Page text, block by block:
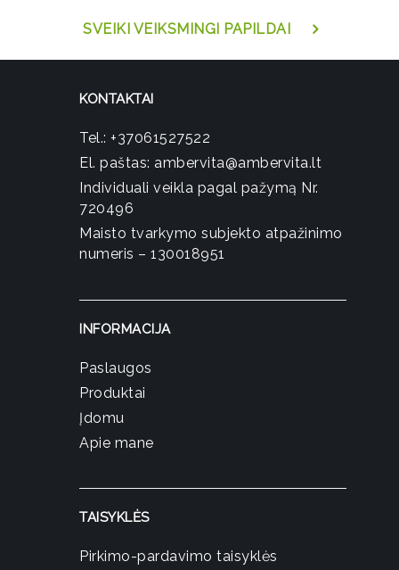
SVEIKI VEIKSMINGI PAPILDAI
KONTAKTAI
Tel.: +37061527522
El. paštas: ambervita@ambervita.lt
Individuali veikla pagal pažymą Nr.
720496
Maisto tvarkymo subjekto atpažinimo
numeris – 130018951
INFORMACIJA
Paslaugos
Produktai
Įdomu
Apie mane
TAISYKLĖS
Pirkimo-pardavimo taisyklės